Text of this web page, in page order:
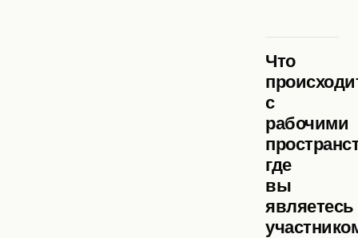
Что
с
рабочими
где
вы
являетесь